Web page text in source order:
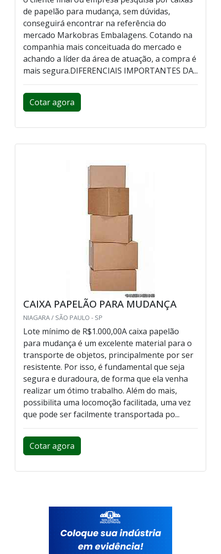
de papelão para mudança, sem dúvidas,
conseguirá encontrar na referência do
mercado Markobras Embalagens. Cotando na
companhia mais conceituada do mercado e
achando a líder da área de atuação, a compra é
mais segura.DIFERENCIAIS IMPORTANTES DA...
Cotar agora
CAIXA PAPELÃO PARA MUDANÇA
NIAGARA / SÃO PAULO - SP
Lote mínimo de R$1.000,00A caixa papelão
para mudança é um excelente material para o
transporte de objetos, principalmente por ser
resistente. Por isso, é fundamental que seja
segura e duradoura, de forma que ela venha
realizar um ótimo trabalho. Além do mais,
possibilita uma locomoção facilitada, uma vez
que pode ser facilmente transportada po...
Cotar agora